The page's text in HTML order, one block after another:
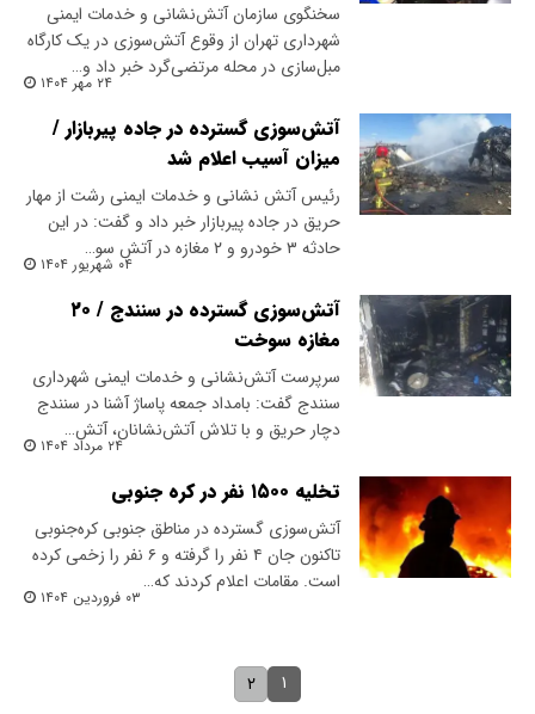
سخنگوی سازمان آتش‌نشانی و خدمات ایمنی
شهرداری تهران از وقوع آتش‌سوزی در یک کارگاه
مبل‌سازی در محله مرتضی‌گرد خبر داد و…
۲۴ مهر ۱۴۰۴
آتش‌سوزی گسترده در جاده پیربازار /
میزان آسیب اعلام شد
رئیس آتش نشانی و خدمات ایمنی رشت از مهار
حریق در جاده پیربازار خبر داد و گفت: در این
حادثه ۳ خودرو و ۲ مغازه در آتش سو…
۰۴ شهریور ۱۴۰۴
آتش‌سوزی گسترده در سنندج / ۲۰
مغازه سوخت
سرپرست آتش‌نشانی و خدمات ایمنی شهرداری
سنندج گفت: بامداد جمعه پاساژ آشنا در سنندج
دچار حریق و با تلاش آتش‌نشانان، آتش…
۲۴ مرداد ۱۴۰۴
تخلیه ۱۵۰۰ نفر در کره جنوبی
آتش‌سوزی گسترده در مناطق جنوبی کره‌جنوبی
تاکنون جان ۴ نفر را گرفته و ۶ نفر را زخمی کرده
است. مقامات اعلام کردند که…
۰۳ فروردین ۱۴۰۴
۱ ۲